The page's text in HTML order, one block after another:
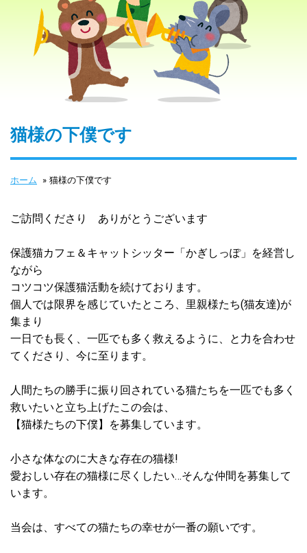
猫様の下僕です
ホーム » 猫様の下僕です
ご訪問くださり ありがとうございます
保護猫カフェ＆キャットシッター「かぎしっぽ」を経営し
ながら
コツコツ保護猫活動を続けております。
個人では限界を感じていたところ、里親様たち(猫友達)が
集まり
一日でも長く、一匹でも多く救えるように、と力を合わせ
てくださり、今に至ります。
人間たちの勝手に振り回されている猫たちを一匹でも多く
救いたいと立ち上げたこの会は、
【猫様たちの下僕】を募集しています。
小さな体なのに大きな存在の猫様!
愛おしい存在の猫様に尽くしたい…そんな仲間を募集して
います。
当会は、すべての猫たちの幸せが一番の願いです。